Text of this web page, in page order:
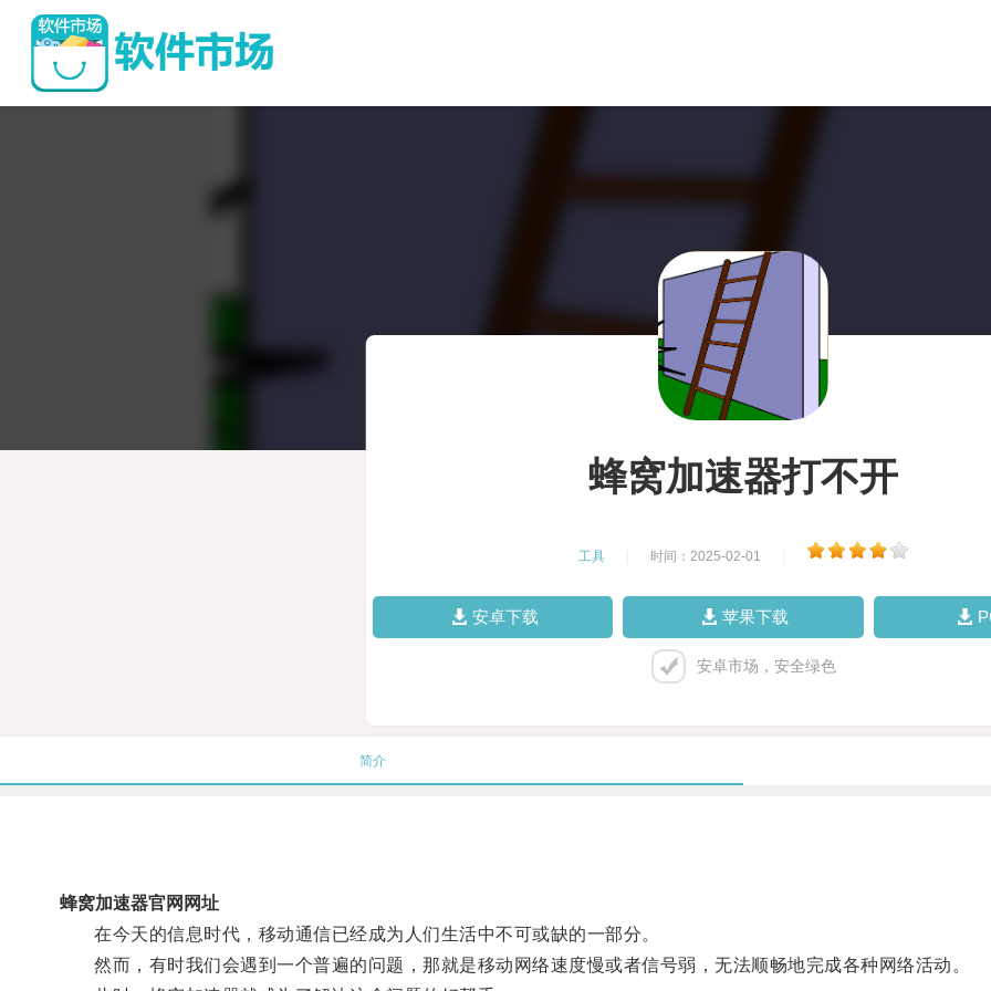
蜂窝加速器打不开
工具 时间：2025-02-01
安卓下载 苹果下载
安卓市场，安全绿色
简介
蜂窝加速器官网网址
在今天的信息时代，移动通信已经成为人们生活中不可或缺的一部分。
然而，有时我们会遇到一个普遍的问题，那就是移动网络速度慢或者信号弱，无法顺畅地完成各种网络活动。